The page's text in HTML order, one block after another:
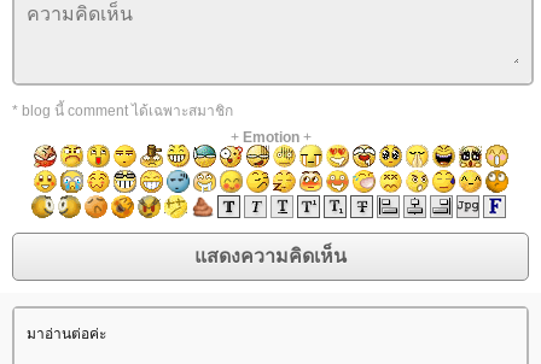
* blog นี้ comment ได้เฉพาะสมาชิก
+ Emotion+
มาอ่านต่อค่ะ